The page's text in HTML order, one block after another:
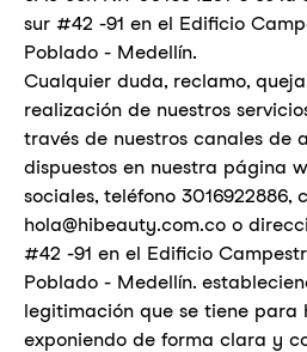
sur #42 -91 en el Edificio
Poblado - Medellín.
Cualquier duda, reclamo,
realización de nuestros
través de nuestros canales de
dispuestos en nuestra página
sociales, teléfono 3016922886,
hola@hibeauty.com.co o
#42 -91 en el Edificio
Poblado - Medellín.
legitimación que se tiene para
exponiendo de forma clara y